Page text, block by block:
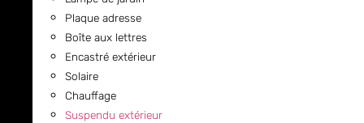
Plaque adresse
Boîte aux lettres
Encastré extérieur
Solaire
Chauffage
Suspendu extérieur